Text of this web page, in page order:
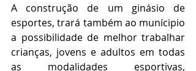
A construção de um ginásio de
esportes, trará também ao munícipio
a possibilidade de melhor trabalhar
crianças, jovens e adultos em todas
as modalidades esportivas,